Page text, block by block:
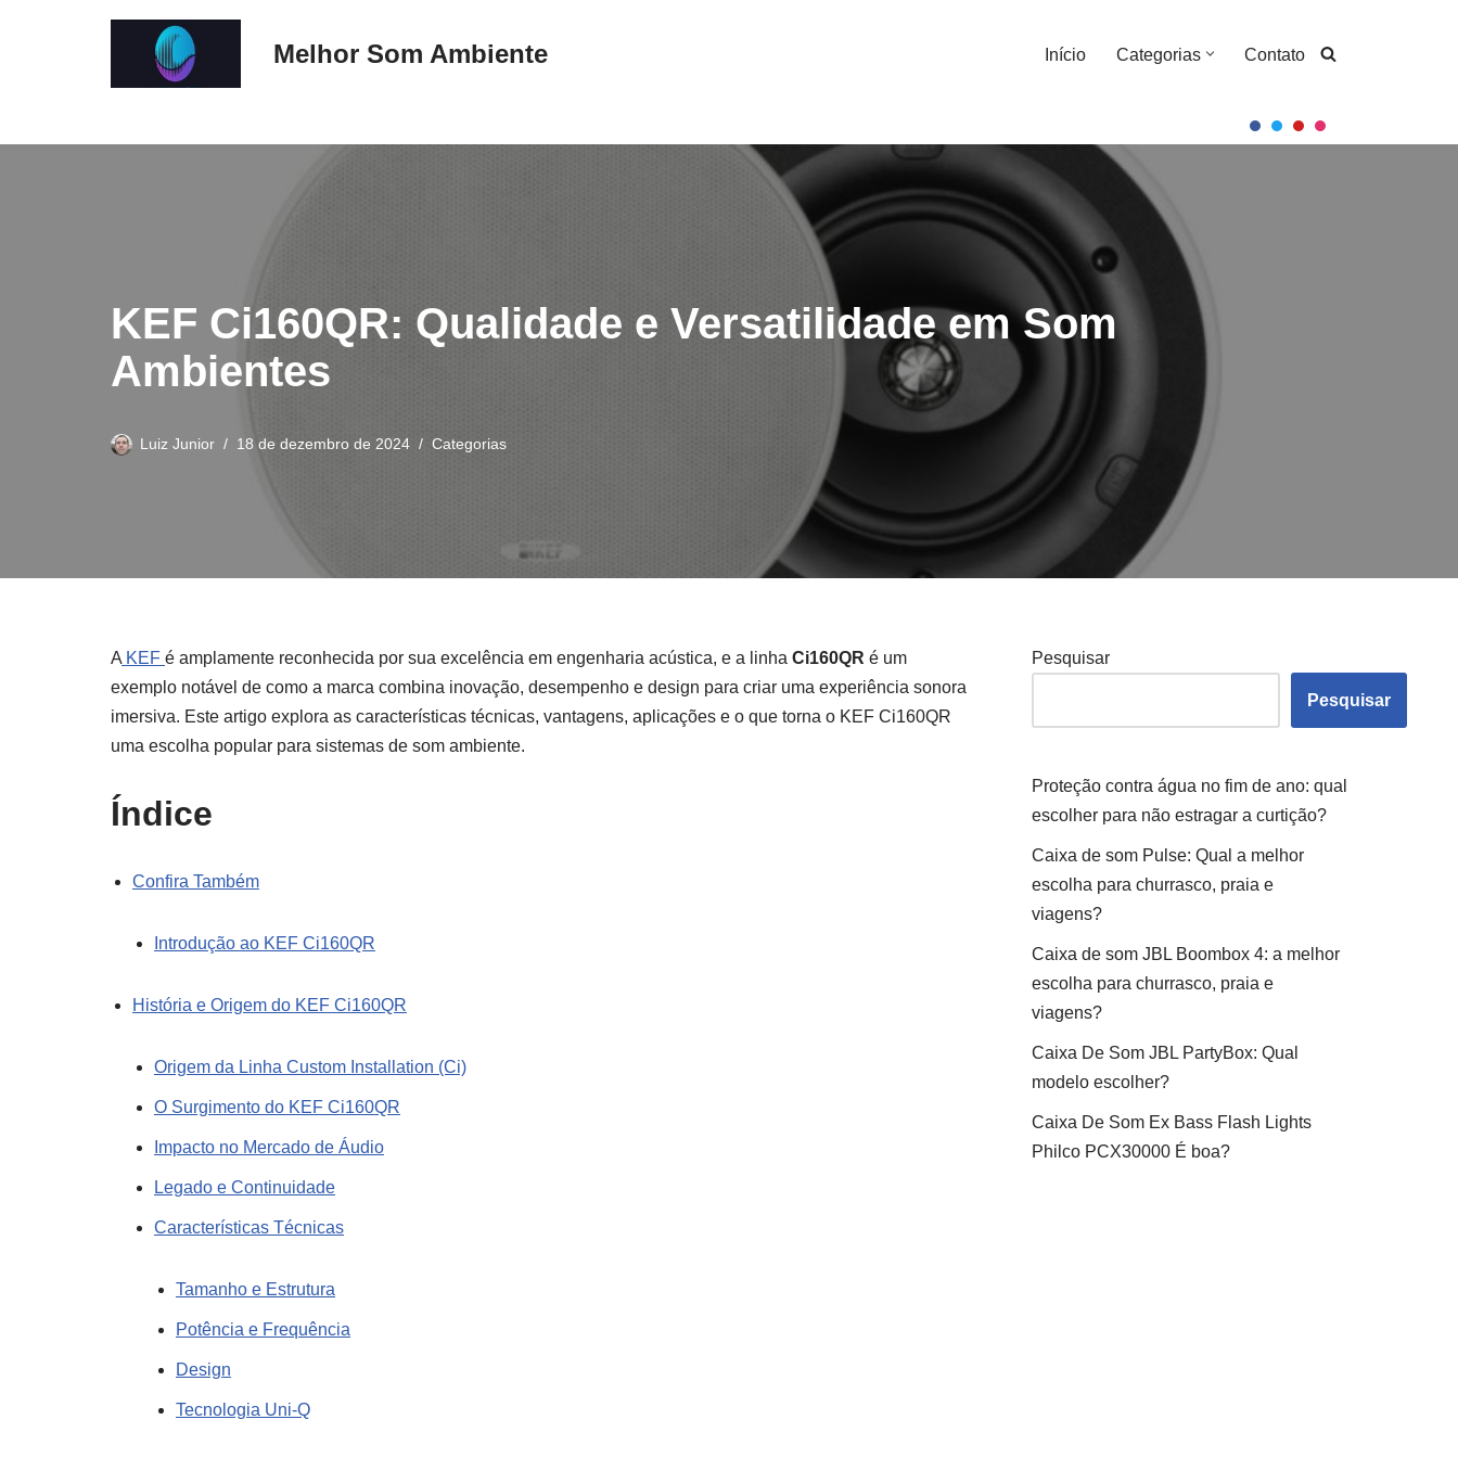
conteúdo
Melhor Som Ambiente Início Categorias Contato
KEF Ci160QR: Qualidade e Versatilidade em Som
Ambientes
Luiz Junior 18 de dezembro de 2024 Categorias
A KEF é amplamente reconhecida por sua excelência em engenharia acústica, e a linha Ci160QR é um
exemplo notável de como a marca combina inovação, desempenho e design para criar uma experiência sonora
imersiva. Este artigo explora as características técnicas, vantagens, aplicações e o que torna o KEF Ci160QR
uma escolha popular para sistemas de som ambiente.
Índice
Confira Também
Introdução ao KEF Ci160QR
História e Origem do KEF Ci160QR
Origem da Linha Custom Installation (Ci)
O Surgimento do KEF Ci160QR
Impacto no Mercado de Áudio
Legado e Continuidade
Características Técnicas
Tamanho e Estrutura
Potência e Frequência
Design
Tecnologia Uni-Q
Pesquisar
Pesquisar
Proteção contra água no fim de ano: qual
escolher para não estragar a curtição?
Caixa de som Pulse: Qual a melhor
escolha para churrasco, praia e
viagens?
Caixa de som JBL Boombox 4: a melhor
escolha para churrasco, praia e
viagens?
Caixa De Som JBL PartyBox: Qual
modelo escolher?
Caixa De Som Ex Bass Flash Lights
Philco PCX30000 É boa?